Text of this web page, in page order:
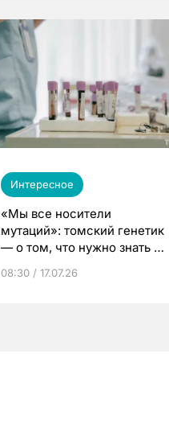
Интересное
«Мы все носители
мутаций»: томский генетик
— о том, что нужно знать до
08:30 / 17.07.26